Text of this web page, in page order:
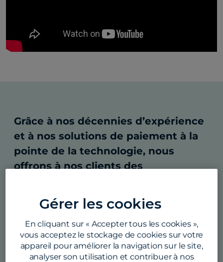
Grâce à nos décennies d’expérience
et à nos solutions de paiement à la
pointe de la technologie, nous
offrons à nos clients des
et rapides, en les aidant à tirer un
maximum de valeur de chaque
transaction.
Gérer les cookies
En cliquant sur « Accepter tous les cookies »,
vous acceptez le stockage de cookies sur votre
appareil pour améliorer la navigation sur le site,
analyser son utilisation et contribuer à nos